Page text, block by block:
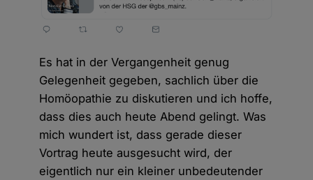
Es hat in der Vergangenheit genug
Gelegenheit gegeben, sachlich über die
Homöopathie zu diskutieren und ich hoffe,
dass dies auch heute Abend gelingt. Was
mich wundert ist, dass gerade dieser
Vortrag heute ausgesucht wird, der
eigentlich nur ein kleiner unbedeutender